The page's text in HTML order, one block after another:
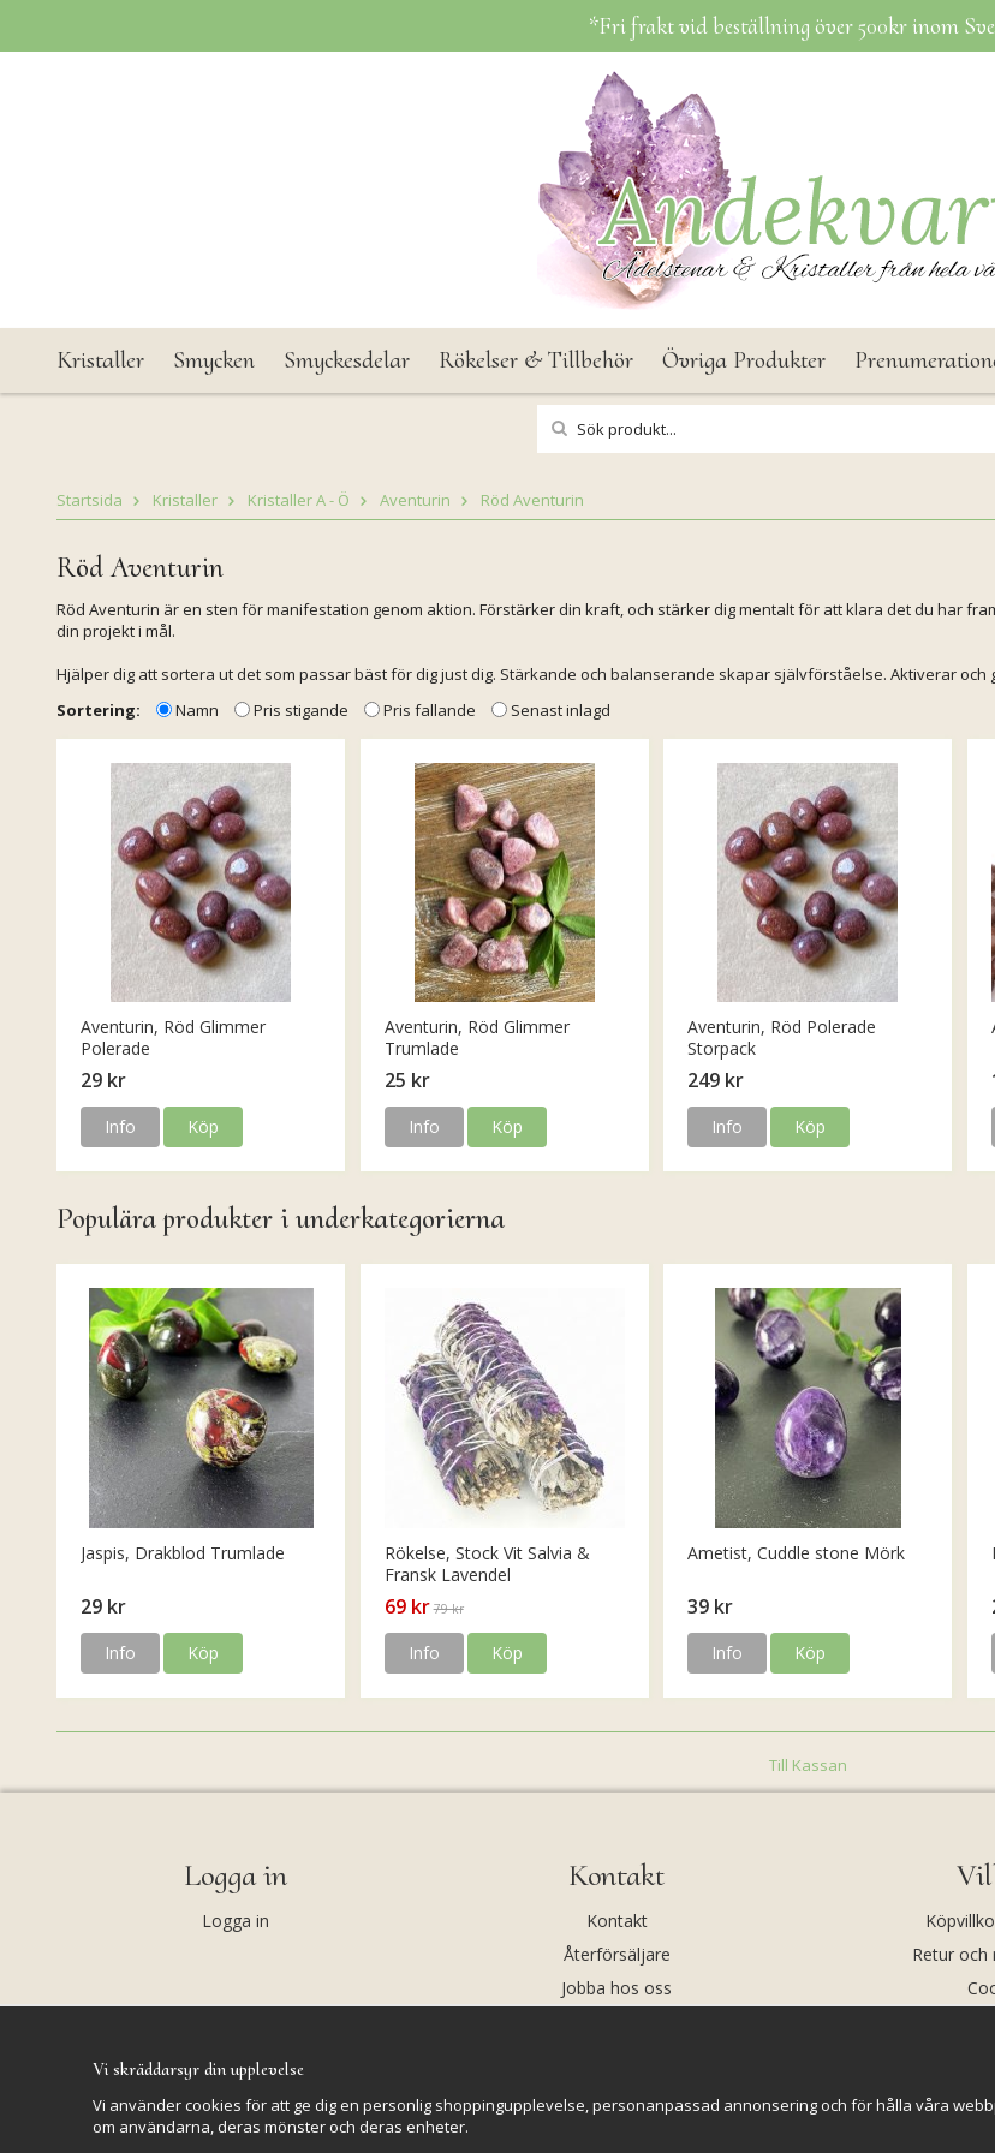
*Fri frakt vid beställning över 500kr inom
Kristaller Smycken Smyckesdelar Rökelser & Tillbehör Övriga Produkter
Startsida Kristaller Kristaller A - Ö Aventurin Röd Aventurin
Röd Aventurin
Röd Aventurin är en sten för manifestation genom aktion. Förstärker din kraft, och stärker dig mentalt för att klara det du har
din projekt i mål.
Hjälper dig att sortera ut det som passar bäst för dig just dig. Stärkande och balanserande skapar självförståelse. Aktiverar och
Sortering:
Namn Pris stigande Pris fallande Senast inlagd
Aventurin, Röd Glimmer
Polerade
29 kr
Info Köp
Aventurin, Röd Glimmer
Trumlade
25 kr
Info Köp
Aventurin, Röd Polerade
Storpack
249 kr
Info Köp
Populära produkter i underkategorierna
Jaspis, Drakblod Trumlade
29 kr
Info Köp
Rökelse, Stock Vit Salvia &
Fransk Lavendel
69 kr 79 kr
Info Köp
Ametist, Cuddle stone Mörk
39 kr
Info Köp
Till Kassan
Logga in
Logga in
Kontakt
Kontakt
Återförsäljare
Jobba hos oss
Retur och
Vi skräddarsyr din upplevelse
Vi använder cookies för att ge dig en personlig shoppingupplevelse, personanpassad annonsering och för hålla våra
om användarna, deras mönster och deras enheter.